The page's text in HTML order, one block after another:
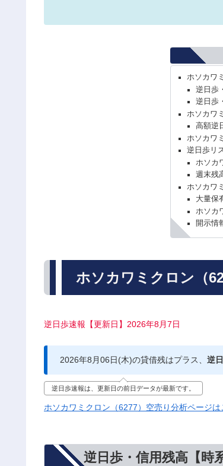
ホソカワ
逆日歩
逆日歩
ホソカワ
高額逆
ホソカワ
逆日歩リ
ホソカ
週末残
ホソカワ
大量保
ホソカ
開示情
ホソカワミクロン（
逆日歩速報【更新日】2026年8月7日
2026年8月06日(木)の貸借残はプラス、 逆
逆日歩速報は、更新日の前日データが最新です。
ホソカワミクロン（6277）空売り分析ページは
逆日歩・信用残高【時